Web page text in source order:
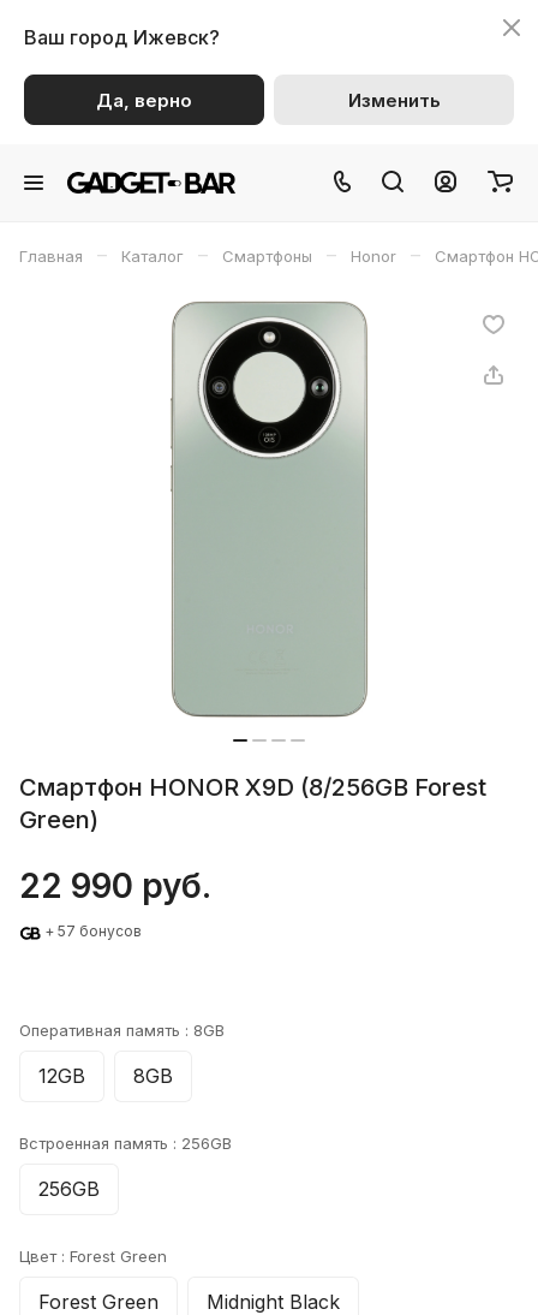
Ваш город Ижевск?
Да, верно Изменить
Главная – Каталог – Смартфоны – Honor – Смартфон
Смартфон HONOR X9D (8/256GB Forest
Green)
22 990 руб.
+ 57 бонусов
Оперативная память : 8GB
12GB 8GB
Встроенная память : 256GB
256GB
Цвет : Forest Green
Forest Green Midnight Black